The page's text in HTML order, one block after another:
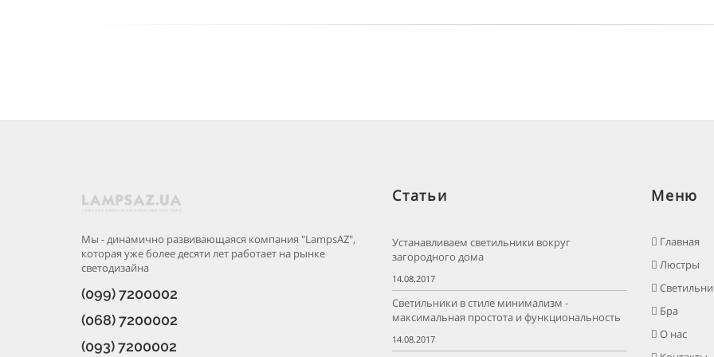
Мы - динамично развивающаяся компания "LampsAZ",
которая уже более десяти лет работает на рынке
светодизайна
(099) 7200002
(068) 7200002
(093) 7200002
Статьи
Устанавливаем светильники вокруг
загородного дома
14.08.2017
Светильники в стиле минимализм -
максимальная простота и функциональность
14.08.2017
Меню
Главная
Люстры
Бра
О нас